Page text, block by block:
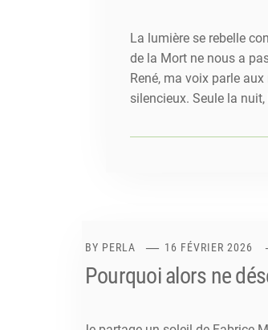
La lumière se rebelle
de la Mort ne nous a
René, ma voix parle
silencieux. Seule la nuit,
BY PERLA 16 FÉVRIER 2026
Pourquoi alors ne